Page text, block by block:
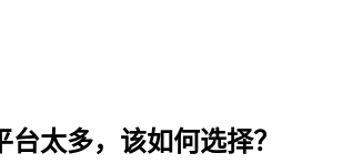
太多，该如何选择？